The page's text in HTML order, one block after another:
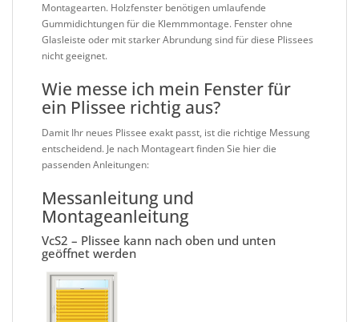
Montagearten. Holzfenster benötigen umlaufende
Gummidichtungen für die Klemmmontage. Fenster ohne
Glasleiste oder mit starker Abrundung sind für diese Plissees
nicht geeignet.
Wie messe ich mein Fenster für
ein Plissee richtig aus?
Damit Ihr neues Plissee exakt passt, ist die richtige Messung
entscheidend. Je nach Montageart finden Sie hier die
passenden Anleitungen:
Messanleitung und
Montageanleitung
VcS2 – Plissee kann nach oben und unten
geöffnet werden